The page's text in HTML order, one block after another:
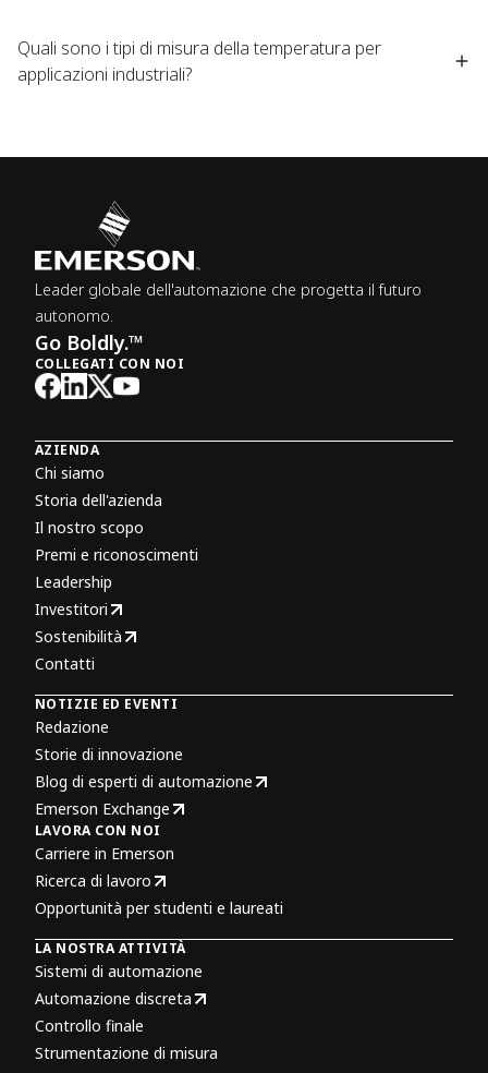
Quali sono i tipi di misura della temperatura per
applicazioni industriali?
Leader globale dell'automazione che progetta il futuro
autonomo.
Go Boldly.™
COLLEGATI CON NOI
AZIENDA
Chi siamo
Storia dell'azienda
Il nostro scopo
Premi e riconoscimenti
Leadership
Investitori
Sostenibilità
Contatti
NOTIZIE ED EVENTI
Redazione
Storie di innovazione
Blog di esperti di automazione
Emerson Exchange
LAVORA CON NOI
Carriere in Emerson
Ricerca di lavoro
Opportunità per studenti e laureati
LA NOSTRA ATTIVITÀ
Sistemi di automazione
Automazione discreta
Controllo finale
Strumentazione di misura